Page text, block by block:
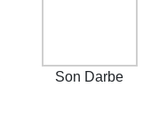
Son Darbe